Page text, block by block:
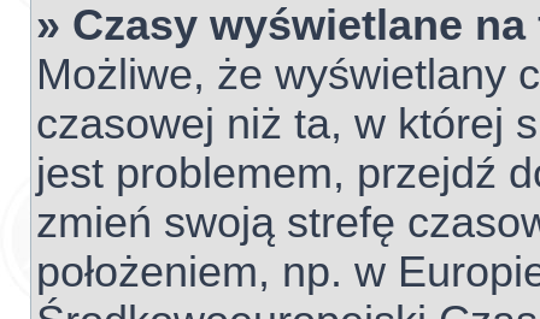
» Czasy wyświetlane
Możliwe, że wyświetlany
czasowej niż ta, w której
jest problemem, przejdź
zmień swoją strefę
położeniem, np. w